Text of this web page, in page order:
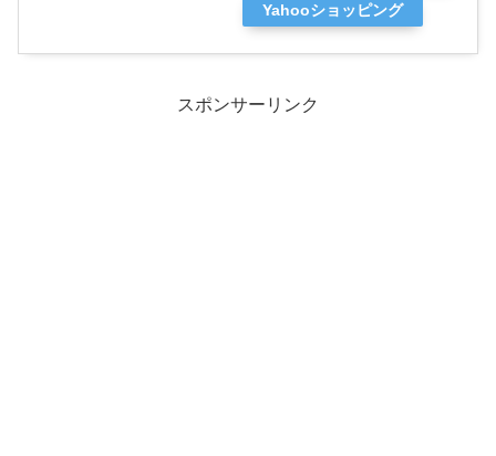
Yahooショッピング
スポンサーリンク